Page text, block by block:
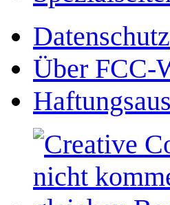
Datenschutz
Über FCC-